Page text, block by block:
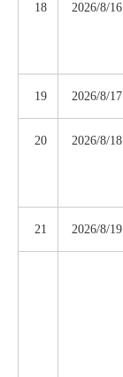
18 2026/8/16
19 2026/8/17
20 2026/8/18
21 2026/8/19